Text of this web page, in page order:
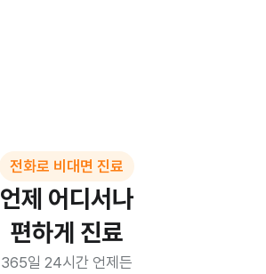
전화로 비대면 진료
언제 어디서나
편하게 진료
365일 24시간 언제든